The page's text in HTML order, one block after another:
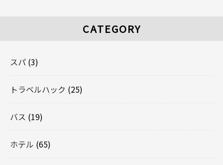
CATEGORY
スパ (3)
トラベルハック (25)
バス (19)
ホテル (65)